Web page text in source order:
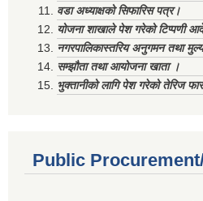
वडा अध्याक्षको सिफारिस पत्र।
योजना शाखाले पेश गरेको टिप्पणी
नगरपालिकास्तरिय अनुगमन तथा
सम्झौता तथा आयोजना खाता ।
भुक्तानीको लागि पेश गरेको तेरिज
Public